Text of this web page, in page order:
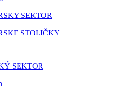
SEKTOR
STOLIČKY
SEKTOR